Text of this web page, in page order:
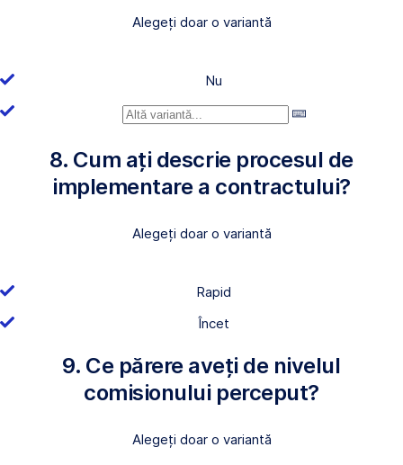
Alegeți doar o variantă
Nu
8. Cum ați descrie procesul de
implementare a contractului?
Alegeți doar o variantă
Rapid
Încet
9. Ce părere aveți de nivelul
comisionului perceput?
Alegeți doar o variantă